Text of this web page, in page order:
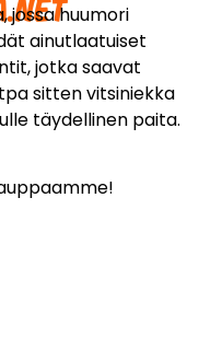
jossa huumori
ainutlaatuiset
jotka saavat
sitten vitsiniekka
täydellinen paita.